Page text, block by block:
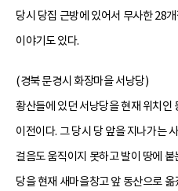
당시 당집 근방에 있어서 무사한 28
이야기도 있다.
(경북 문경시 화장마을 서낭당)
황산들에 있던 서낭당을 현재 위치인
이전이다. 그 당시 당 앞을 지나가는
걸음도 움직이지 못하고 발이 땅에
당을 현재 새마을창고 앞 동산으로